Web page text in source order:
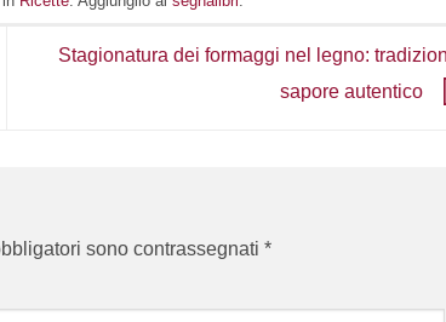
Stagionatura dei formaggi nel legno:
sapore autentico
sono contrassegnati *